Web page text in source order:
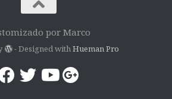
por Marco
- Designed withHueman Pro